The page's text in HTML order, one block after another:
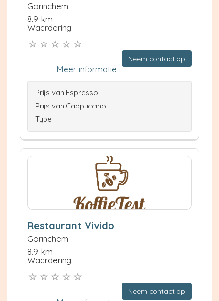
Gorinchem
8.9 km
Waardering:
Neem contact op
Meer informatie
Prijs van Espresso
Prijs van Cappuccino
Type
Restaurant Vivido
Gorinchem
8.9 km
Waardering:
Neem contact op